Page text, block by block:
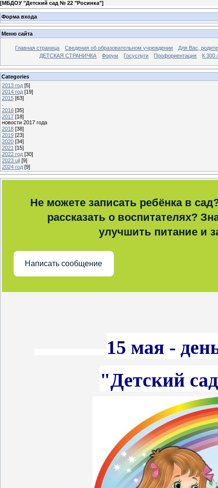
[МБДОУ "Детский сад № 22 "Росинка"]
Форма входа
Меню сайта
Главная страница Сведения об образовательном учреждении
Для Вас,
ДЕТСКАЯ СТРАНИЧКА
Форум Госуслуги Профориентация К 300
Categories
2013 год [5]
2014 год [19]
2015 [63]
2016 [35]
2017 [18]
новости 2017 года
2018 [38]
2019 [23]
2020 [34]
2021 [15]
2022 год [30]
2023 ujl [9]
2024 год [9]
Не можете записать ребёнка в
рассказать о воспитателях?
улучшить питание и
Написать сообщение
15 мая -
"Детский